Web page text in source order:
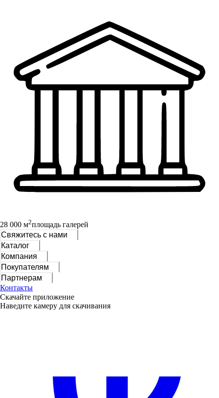
28 000 м2площадь галерей
Свяжитесь с нами
Каталог
Компания
Покупателям
Партнерам
Контакты
Скачайте приложение
Наведите камеру для скачивания